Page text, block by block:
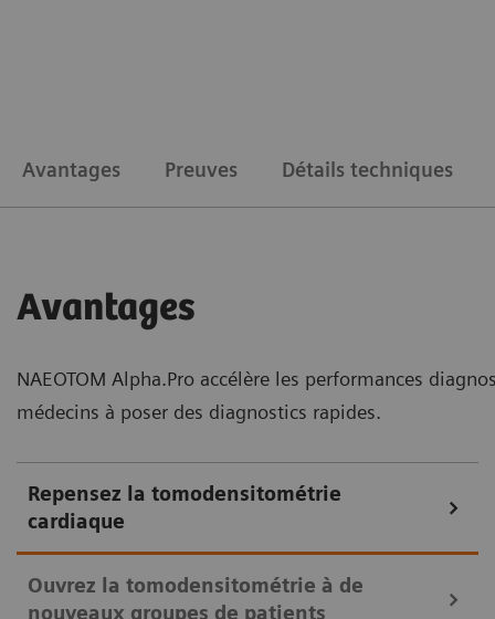
Avantages Preuves Détails techniques
Avantages
NAEOTOM Alpha.Pro accélère les performances
médecins à poser des diagnostics rapides.
Repensez la tomodensitométrie
cardiaque
Ouvrez la tomodensitométrie à de
nouveaux groupes de patients